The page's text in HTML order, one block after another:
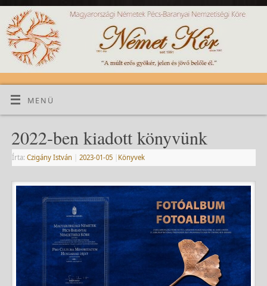
MENÜ
2022-ben kiadott könyvünk
Írta: Czigány István 2023-01-05 Könyvek